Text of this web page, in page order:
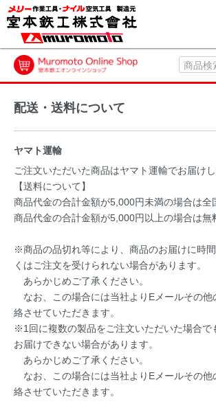
配送・送料について
ヤマト運輸
ご注文いただいた商品はヤマト運輸でお届けし
【送料について】
商品代金の合計金額が5,000円未満の場合は全
商品代金の合計金額が5,000円以上の場合は無
※商品の品切れ等により、商品のお届けに時
くはご注文を受けられない場合があります。
あらかじめご了承ください。
なお、この場合には当社よりEメールその他
絡させていただきます。
※1回に複数の製品をご注文いただいた場合で
お届けできない場合があります。
あらかじめご了承ください。
なお、この場合には当社よりEメールその他
絡させていただきます。